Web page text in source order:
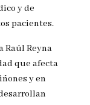
y de
pacientes.
Raúl Reyna
que afecta
y en